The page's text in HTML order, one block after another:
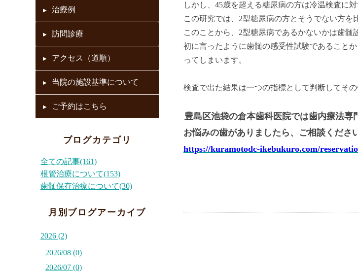
しかし、45歳を超える糖尿病の方は冷温検査に
この研究では、2型糖尿病の方とそうでない方を
このことから、2型糖尿病であるかないかは歯
初に言ったように歯髄の感受性試験であること
ってしまいます。
検査で出た結果は一つの指標として判断してそ
豊島区池袋の倉本歯科医院では歯内療法専
お悩みの歯がありましたら、ご相談ください
https://kuramotodc-ikebukuro.com/
治療例
訪問診療
アクセス（道順）
当院の施設基準について
ご予約はこちら
ブログカテゴリ
全ての記事(161)
根管治療について(153)
歯髄保存治療について(30)
月別ブログアーカイブ
2026 (2)
2026/08 (0)
2026/07 (0)